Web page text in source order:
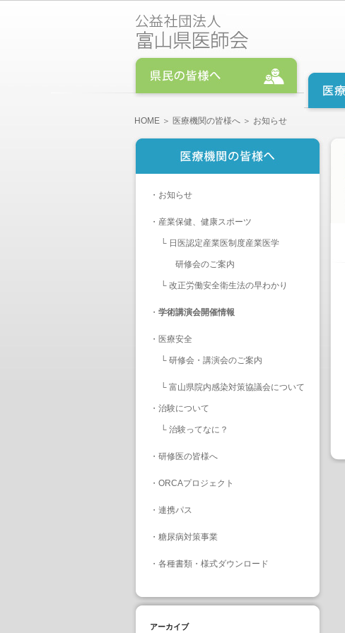
HOME ＞ 医療機関の皆様へ ＞ お知らせ
・ お知らせ
・ 産業保健、健康スポーツ
└ 日医認定産業医制度産業医学
研修会のご案内
└ 改正労働安全衛生法の早わかり
・ 学術講演会開催情報
・ 医療安全
└ 研修会・講演会のご案内
└ 富山県院内感染対策協議会について
・ 治験について
└ 治験ってなに？
・ 研修医の皆様へ
・ ORCAプロジェクト
・ 連携パス
・ 糖尿病対策事業
・ 各種書類・様式ダウンロード
アーカイブ